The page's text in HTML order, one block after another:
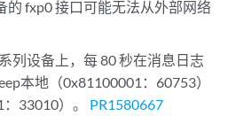
的 fxp0 接口可能无法从外部网络
列设备上，每 80 秒在消息日志
本地（0x81100001：60753）
33010）。 PR1580667